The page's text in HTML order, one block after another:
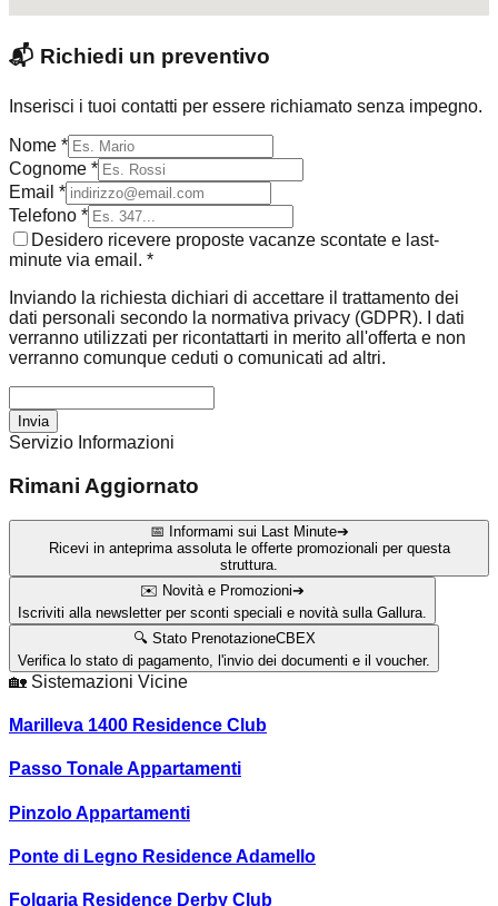
📬 Richiedi un preventivo
Inserisci i tuoi contatti per essere richiamato senza impegno.
Nome *
Cognome *
Email *
Telefono *
Desidero ricevere proposte vacanze scontate e last-
minute via email. *
Inviando la richiesta dichiari di accettare il trattamento dei
dati personali secondo la normativa privacy (GDPR). I dati
verranno utilizzati per ricontattarti in merito all'offerta e non
verranno comunque ceduti o comunicati ad altri.
Invia
Servizio Informazioni
Rimani Aggiornato
📅 Informami sui Last Minute➔
Ricevi in anteprima assoluta le offerte promozionali per questa
struttura.
✉️ Novità e Promozioni➔
Iscriviti alla newsletter per sconti speciali e novità sulla Gallura.
🔍 Stato PrenotazioneCBEX
Verifica lo stato di pagamento, l'invio dei documenti e il voucher.
🏡 Sistemazioni Vicine
Marilleva 1400 Residence Club
Passo Tonale Appartamenti
Pinzolo Appartamenti
Ponte di Legno Residence Adamello
Folgaria Residence Derby Club